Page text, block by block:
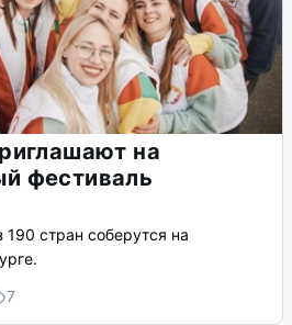
на
фестиваль
190 стран соберутся на
7